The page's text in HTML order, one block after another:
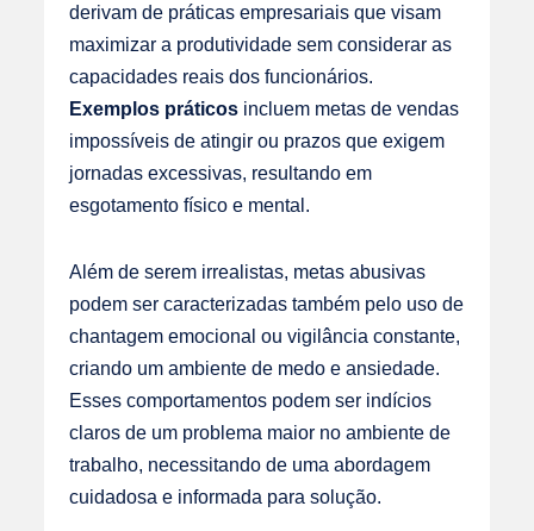
derivam de práticas empresariais que visam
maximizar a produtividade sem considerar as
capacidades reais dos funcionários.
Exemplos práticos incluem metas de vendas
impossíveis de atingir ou prazos que exigem
jornadas excessivas, resultando em
esgotamento físico e mental.
Além de serem irrealistas, metas abusivas
podem ser caracterizadas também pelo uso de
chantagem emocional ou vigilância constante,
criando um ambiente de medo e ansiedade.
Esses comportamentos podem ser indícios
claros de um problema maior no ambiente de
trabalho, necessitando de uma abordagem
cuidadosa e informada para solução.